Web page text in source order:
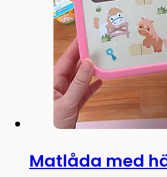
Matlåda med